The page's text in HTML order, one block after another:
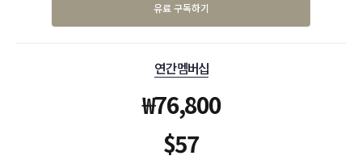
유료 구독하기
연간 멤버십
₩76,800
$57